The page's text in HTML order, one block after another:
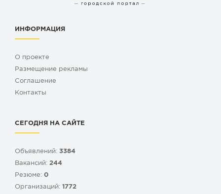
ИНФОРМАЦИЯ
О проекте
Размещение рекламы
Cоглашение
Контакты
СЕГОДНЯ НА САЙТЕ
Объявлений: 3384
Вакансий: 244
Резюме: 0
Организаций: 1772